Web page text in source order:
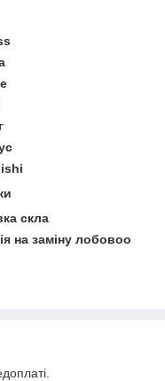
скла
на заміну лобовоо